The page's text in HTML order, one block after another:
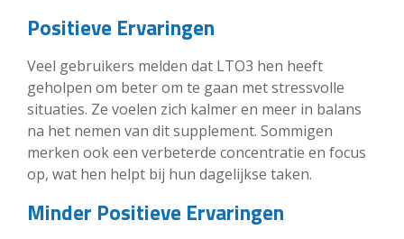
Positieve Ervaringen
Veel gebruikers melden dat LTO3 hen heeft
geholpen om beter om te gaan met stressvolle
situaties. Ze voelen zich kalmer en meer in balans
na het nemen van dit supplement. Sommigen
merken ook een verbeterde concentratie en focus
op, wat hen helpt bij hun dagelijkse taken.
Minder Positieve Ervaringen